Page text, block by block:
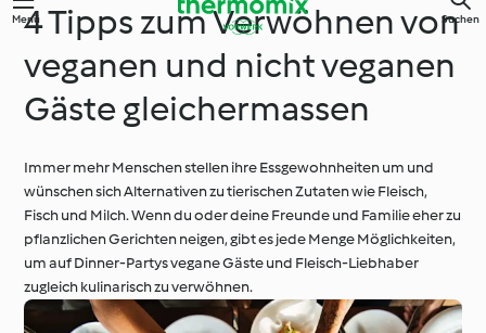
Menü Suchen
4 Tipps zum Verwöhnen von
veganen und nicht veganen
Gäste gleichermassen
Immer mehr Menschen stellen ihre Essgewohnheiten um und
wünschen sich Alternativen zu tierischen Zutaten wie Fleisch,
Fisch und Milch. Wenn du oder deine Freunde und Familie eher zu
pflanzlichen Gerichten neigen, gibt es jede Menge Möglichkeiten,
um auf Dinner-Partys vegane Gäste und Fleisch-Liebhaber
zugleich kulinarisch zu verwöhnen.